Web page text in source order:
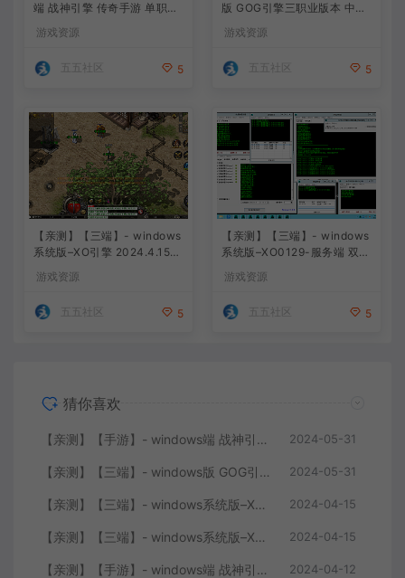
端 战神引擎 传奇手游 单职业
版 安卓+苹果+教程+工具
游戏资源
五五社区 5
版 GOG引擎三职业版本 中原
直接改IP即可进入游戏
游戏资源
五五社区 5
【亲测】【三端】- windows
系统版–XO引擎 2024.4.15整
特色星王合击版
游戏资源
五五社区 5
【亲测】【三端】- windows
系统版–XO0129-服务端 双端
理无限制 只有引擎和客户端
游戏资源
五五社区 5
猜你喜欢
【亲测】【手游】- windows端 战神引擎 传奇手游 单职业 上古沉默完整版 白猪3.0免费版 安卓+苹果+教程+工具 2024-05-31
【亲测】【三端】- windows版 GOG引擎三职业版本 中原沉默 团购版 已整理配套微端 直接改IP即可进入游戏 2024-05-31
【亲测】【三端】- windows系统版–XO引擎 2024.4.15整理 最新无限制 版本 1.80九龙特色星王合击版 2024-04-15
【亲测】【三端】- windows系统版–XO0129-服务端 双端 引擎相关资料 2024.4.15 整理无限制 只有引擎和客户端 无版本 2024-04-15
【亲测】【手游】- windows端 战神引擎 传奇手游 单职业 仙域劫 白猪3.0免费版 红包 生肖 时装 境界 龙魂 盾牌 法宝 安卓+苹果+教程+工具 安卓+苹果+教程+工具 2024-04-12